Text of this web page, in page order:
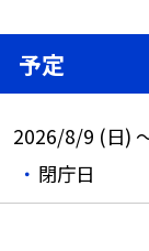
予定
2026/8/9 (日)
閉庁日